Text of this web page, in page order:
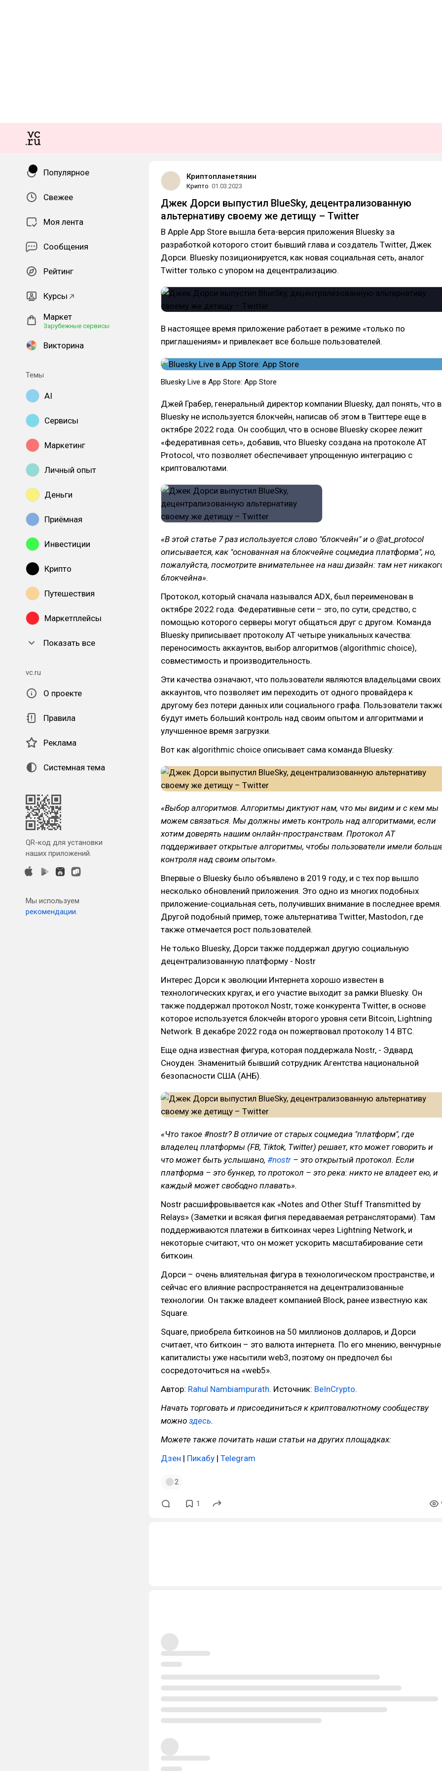
Популярное
Свежее
Моя лента
Сообщения
Рейтинг
Курсы
Маркет
Зарубежные сервисы
Викторина
Темы
AI
Сервисы
Маркетинг
Личный опыт
Деньги
Приёмная
Инвестиции
Крипто
Путешествия
Маркетплейсы
Показать все
vc.ru
О проекте
Правила
Реклама
Системная тема
QR-код для установки
наших приложений.
Мы используем
рекомендации.
Криптопланетянин
Крипто 01.03.2023
Джек Дорси выпустил BlueSky, децентрализованную
альтернативу своему же детищу – Twitter
В Apple App Store вышла бета-версия приложения Bluesky за
разработкой которого стоит бывший глава и создатель Twitter, Джек
Дорси. Bluesky позиционируется, как новая социальная сеть, аналог
Twitter только с упором на децентрализацию.
В настоящее время приложение работает в режиме «только по
приглашениям» и привлекает все больше пользователей.
Bluesky Live в App Store: App Store
Джей Грабер, генеральный директор компании Bluesky, дал понять, что в
Bluesky не используется блокчейн, написав об этом в Твиттере еще в
октябре 2022 года. Он сообщил, что в основе Bluesky скорее лежит
«федеративная сеть», добавив, что Bluesky создана на протоколе AT
Protocol, что позволяет обеспечивает упрощенную интеграцию с
криптовалютами.
«В этой статье 7 раз используется слово "блокчейн" и о @at_protocol
описывается, как "основанная на блокчейне соцмедиа платформа", но,
пожалуйста, посмотрите внимательнее на наш дизайн: там нет
блокчейна».
Протокол, который сначала назывался ADX, был переименован в
октябре 2022 года. Федеративные сети – это, по сути, средство, с
помощью которого серверы могут общаться друг с другом. Команда
Bluesky приписывает протоколу AT четыре уникальных качества:
переносимость аккаунтов, выбор алгоритмов (algorithmic choice),
совместимость и производительность.
Эти качества означают, что пользователи являются владельцами своих
аккаунтов, что позволяет им переходить от одного провайдера к
другому без потери данных или социального графа. Пользователи
будут иметь больший контроль над своим опытом и алгоритмами и
улучшенное время загрузки.
Вот как algorithmic choice описывает сама команда Bluesky:
«Выбор алгоритмов.Алгоритмы диктуют нам, что мы видим и с кем мы
можем связаться. Мы должны иметь контроль над алгоритмами, если
хотим доверять нашим онлайн-пространствам. Протокол AT
поддерживает открытые алгоритмы, чтобы пользователи имели
контроля над своим опытом».
Впервые о Bluesky было объявлено в 2019 году, и с тех пор вышло
несколько обновлений приложения. Это одно из многих подобных
приложение-социальная сеть, получивших внимание в последнее время.
Другой подобный пример, тоже альтернатива Twitter, Mastodon, где
также отмечается рост пользователей.
Не только Bluesky, Дорси также поддержал другую социальную
децентрализованную платформу - Nostr
Интерес Дорси к эволюции Интернета хорошо известен в
технологических кругах, и его участие выходит за рамки Bluesky. Он
также поддержал протокол Nostr, тоже конкурента Twitter, в основе
которое используется блокчейн второго уровня сети Bitcoin, Lightning
Network. В декабре 2022 года он пожертвовал протоколу 14 BTC.
Еще одна известная фигура, которая поддержала Nostr, - Эдвард
Сноуден. Знаменитый бывший сотрудник Агентства национальной
безопасности США (АНБ).
«Что такое #nostr? В отличие от старых соцмедиа "платформ", где
владелец платформы (FB, Tiktok, Twitter) решает, кто может говорить и
что может быть услышано, #nostr – это открытый протокол. Если
платформа – это бункер, то протокол – это река: никто не владеет ею, и
каждый может свободно плавать».
Nostr расшифровывается как «Notes and Other Stuff Transmitted by
Relays» (Заметки и всякая фигня передаваемая ретрансляторами). Там
поддерживаются платежи в биткоинах через Lightning Network, и
некоторые считают, что он может ускорить масштабирование сети
биткоин.
Дорси – очень влиятельная фигура в технологическом пространстве, и
сейчас его влияние распространяется на децентрализованные
технологии. Он также владеет компанией Block, ранее известную как
Square.
Square, приобрела биткоинов на 50 миллионов долларов, и Дорси
считает, что биткоин – это валюта интернета. По его мнению, венчурные
капиталисты уже насытили web3, поэтому он предпочел бы
сосредоточиться на «web5».
Автор: Rahul Nambiampurath. Источник: BeInCrypto.
Начать торговать и присоединиться к криптовалютному сообществу
можно здесь.
Можете также почитать наши статьи на других площадках:
Дзен | Пикабу | Telegram
2
1